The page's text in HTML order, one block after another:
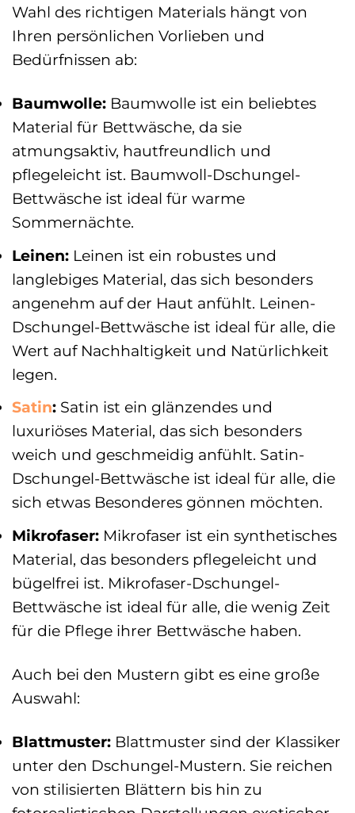
Wahl des richtigen Materials hängt von
Ihren persönlichen Vorlieben und
Bedürfnissen ab:
Baumwolle: Baumwolle ist ein beliebtes
Material für Bettwäsche, da sie
atmungsaktiv, hautfreundlich und
pflegeleicht ist. Baumwoll-Dschungel-
Bettwäsche ist ideal für warme
Sommernächte.
Leinen: Leinen ist ein robustes und
langlebiges Material, das sich besonders
angenehm auf der Haut anfühlt. Leinen-
Dschungel-Bettwäsche ist ideal für alle, die
Wert auf Nachhaltigkeit und Natürlichkeit
legen.
Satin: Satin ist ein glänzendes und
luxuriöses Material, das sich besonders
weich und geschmeidig anfühlt. Satin-
Dschungel-Bettwäsche ist ideal für alle, die
sich etwas Besonderes gönnen möchten.
Mikrofaser: Mikrofaser ist ein synthetisches
Material, das besonders pflegeleicht und
bügelfrei ist. Mikrofaser-Dschungel-
Bettwäsche ist ideal für alle, die wenig Zeit
für die Pflege ihrer Bettwäsche haben.
Auch bei den Mustern gibt es eine große
Auswahl:
Blattmuster: Blattmuster sind der Klassiker
unter den Dschungel-Mustern. Sie reichen
von stilisierten Blättern bis hin zu